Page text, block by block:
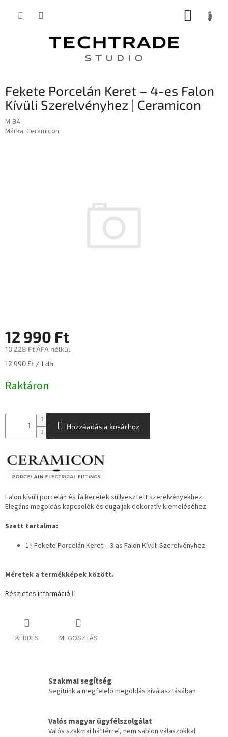
KOSÁR
Fekete Porcelán Keret – 4-es Falon
Kívüli Szerelvényhez | Ceramicon
M-B4
Márka: Ceramicon
12 990 Ft
10 228 Ft ÁFA nélkül
Egységár:
12 990 Ft / 1 db
Raktáron
Hozzáadás a kosárhoz
Falon kívüli porcelán és fa keretek süllyesztett szerelvényekhez.
Elegáns megoldás kapcsolók és dugaljak dekoratív kiemeléséhez.
Szett tartalma:
1× Fekete Porcelán Keret – 3-as Falon Kívüli Szerelvényhez
Méretek a termékképek között.
Részletes információ
KÉRDÉS MEGOSZTÁS
Szakmai segítség
Segítünk a megfelelő megoldás kiválasztásában
Valós magyar ügyfélszolgálat
Valós szakmai háttérrel, nem sablon válaszokkal